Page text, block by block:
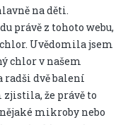
na děti.
právě z tohoto webu,
Uvědomila jsem
chlor v našem
radši dvě balení
zjistila, že právě to
mikroby nebo